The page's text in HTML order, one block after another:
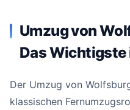
Umzug von
Das Wichtigste
Der Umzug von
klassischen